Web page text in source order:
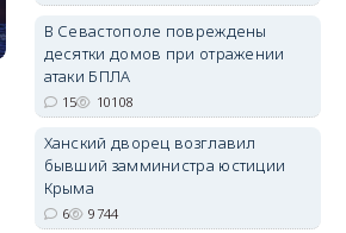
erid: 2SDnjdvhGXG
В Севастополе повреждены
десятки домов при отражении
атаки БПЛА
15 10108
Ханский дворец возглавил
бывший замминистра юстиции
Крыма
6 9744